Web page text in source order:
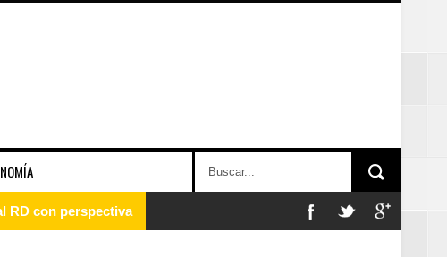
en la clausura